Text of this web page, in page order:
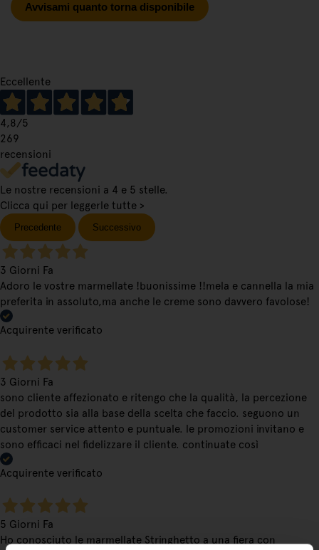
Avvisami quanto torna disponibile
Eccellente
4,8/5
269
recensioni
Le nostre recensioni a 4 e 5 stelle.
Clicca qui per leggerle tutte >
Precedente Successivo
3 Giorni Fa
Adoro le vostre marmellate !buonissime !!mela e cannella la mia
preferita in assoluto,ma anche le creme sono davvero favolose!
Acquirente verificato
3 Giorni Fa
sono cliente affezionato e ritengo che la qualità, la percezione
del prodotto sia alla base della scelta che faccio. seguono un
customer service attento e puntuale. le promozioni invitano e
sono efficaci nel fidelizzare il cliente. continuate così
Acquirente verificato
5 Giorni Fa
Ho conosciuto le marmellate Stringhetto a una fiera con